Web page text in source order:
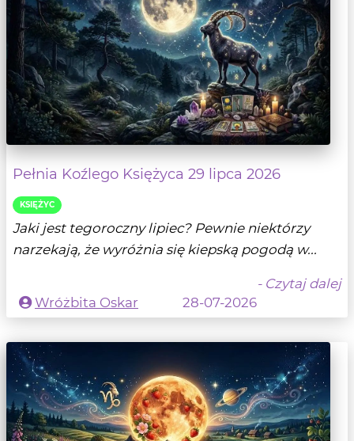
Pełnia Koźlego Księżyca 29 lipca 2026
KSIĘŻYC
Jaki jest tegoroczny lipiec? Pewnie niektórzy
narzekają, że wyróżnia się kiepską pogodą w...
- Czytaj dalej
Wróżbita Oskar
28-07-2026